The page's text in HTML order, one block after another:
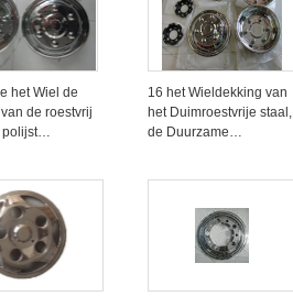
wieldekking
vrachtwagen Ankia
Setra Volvo Neoplan
het Wiel de
de roestvrij
16 het Wieldekking van
het Duimroestvrije staal,
de Duurzame